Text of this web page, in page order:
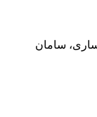
سامان